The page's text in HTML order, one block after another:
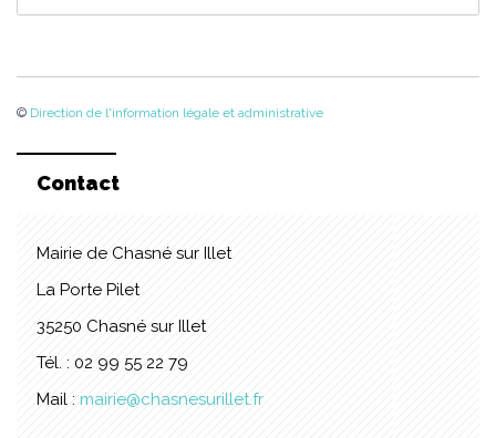
© Direction de l'information légale et administrative
Contact
Mairie de Chasné sur Illet
La Porte Pilet
35250 Chasné sur Illet
Tél. : 02 99 55 22 79
Mail : mairie@chasnesurillet.fr